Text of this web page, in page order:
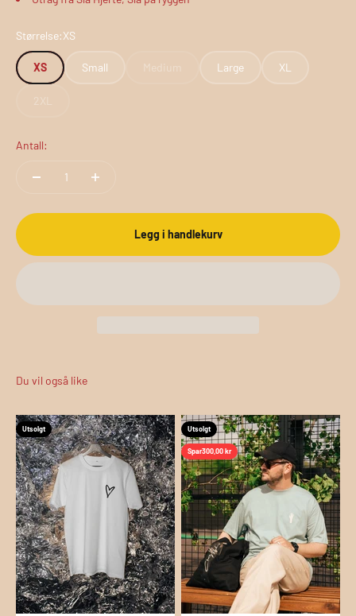
Størrelse:XS
XS Small Medium Large XL
2XL
Antall:
Legg i handlekurv
Utsolgt Utsolgt
Spar300,00 kr